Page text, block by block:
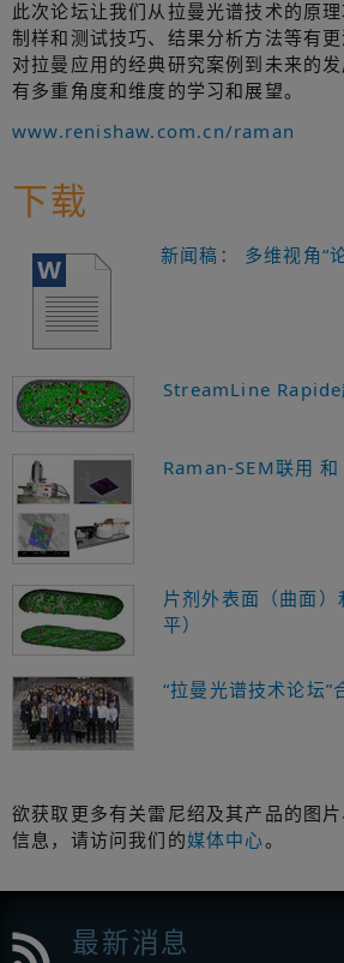
此次论坛让我们从拉曼光谱技术的原理
制样和测试技巧、结果分析方法等有更
对拉曼应用的经典研究案例到未来的
有多重角度和维度的学习和展望。
www.renishaw.com.cn/raman
下载
新闻稿： 多维视角“
StreamLine Rapide
Raman-SEM联用
片剂外表面（曲面
平）
“拉曼光谱技术论坛”
欲获取更多有关雷尼绍及其产品的图
信息，请访问我们的媒体中心。
最新消息